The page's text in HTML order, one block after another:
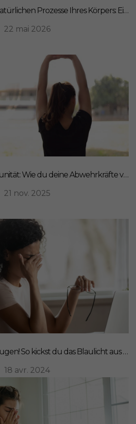
Unterstützung der natürlichen Prozesse Ihres Körpers: Ein ganzheitlicher Ansatz für Ernährung
22 mai 2026
Natürliche 360º-Immunität: Wie du deine Abwehrkräfte von innen stärkst
21 nov. 2025
Schluss mit müden Augen! So kickst du das Blaulicht aus deinem Leben
18 avr. 2024